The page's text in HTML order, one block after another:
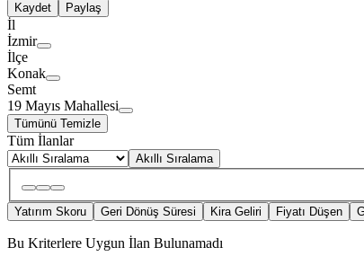
Kaydet
Paylaş
İl
İzmir
İlçe
Konak
Semt
19 Mayıs Mahallesi
Tümünü Temizle
Tüm İlanlar
Akıllı Sıralama
Yatırım Skoru Geri Dönüş Süresi Kira Geliri Fiyatı Düşen
Bu Kriterlere Uygun İlan Bulunamadı